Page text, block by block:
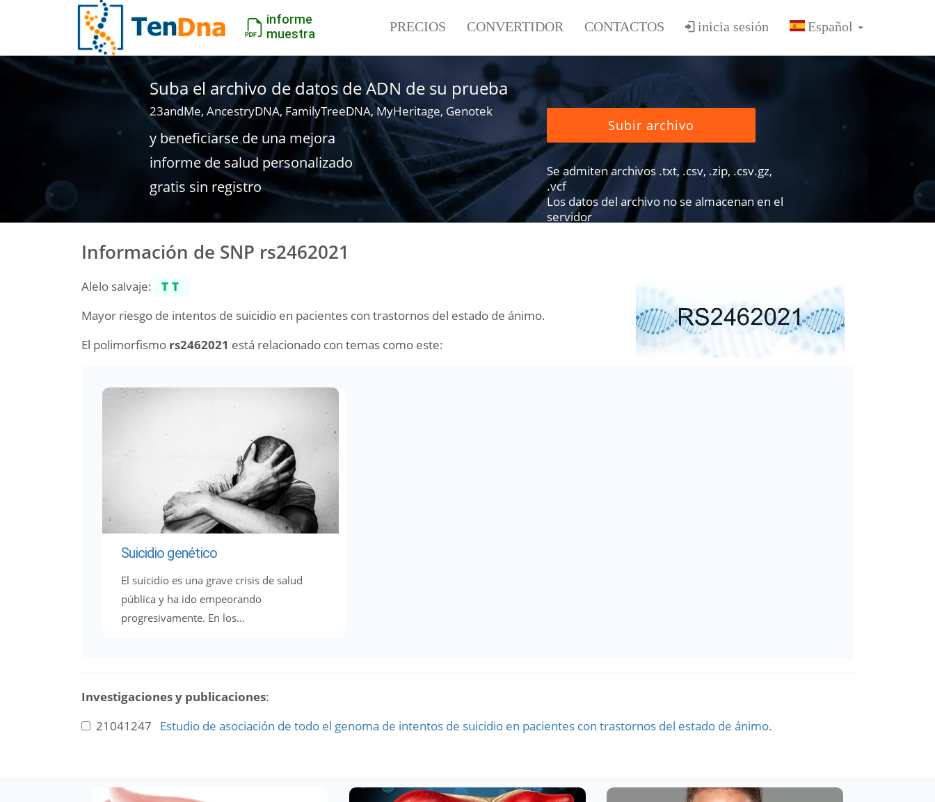
informe
muestra
PRECIOS CONVERTIDOR CONTACTOS inicia sesión
Suba el archivo de datos de ADN de su prueba
23andMe, AncestryDNA, FamilyTreeDNA, MyHeritage, Genotek
y beneficiarse de una mejora
informe de salud personalizado
gratis sin registro
Subir archivo
Se admiten archivos .txt, .csv, .zip, .csv.gz,
.vcf
Los datos del archivo no se almacenan en el
servidor
Información de SNP rs2462021
Alelo salvaje:
TT
Mayor riesgo de intentos de suicidio en pacientes con trastornos del estado de ánimo.
El polimorfismo rs2462021 está relacionado con temas como este:
Suicidio genético
El suicidio es una grave crisis de salud
pública y ha ido empeorando
progresivamente. En los...
Investigaciones y publicaciones:
21041247 Estudio de asociación de todo el genoma de intentos de suicidio en pacientes con trastornos del estado de ánimo.